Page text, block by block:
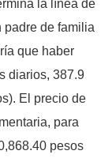
la línea de
padre de familia
que haber
diarios, 387.9
El precio de
para
pesos